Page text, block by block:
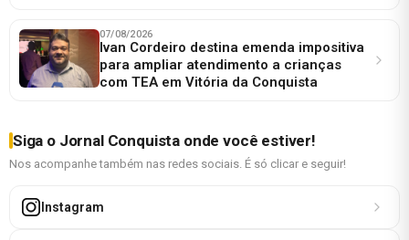
07/08/2026
Ivan Cordeiro destina emenda impositiva
para ampliar atendimento a crianças
com TEA em Vitória da Conquista
Siga o Jornal Conquista onde você estiver!
Nos acompanhe também nas redes sociais. É só clicar e seguir!
Instagram